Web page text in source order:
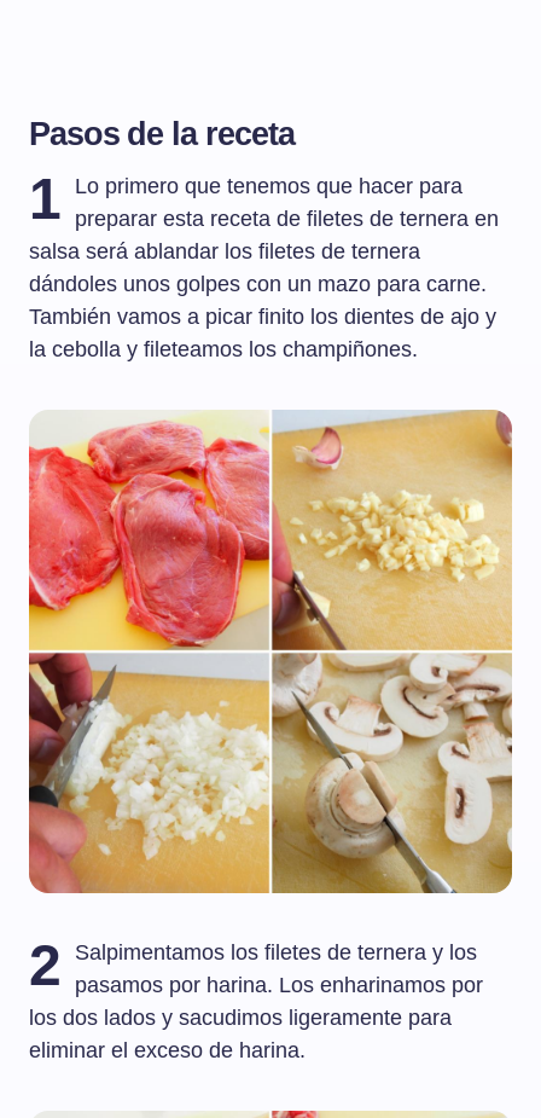
Pasos de la receta
1
Lo primero que tenemos que hacer para
preparar esta receta de filetes de ternera en
salsa será ablandar los filetes de ternera
dándoles unos golpes con un mazo para carne.
También vamos a picar finito los dientes de ajo y
la cebolla y fileteamos los champiñones.
2
Salpimentamos los filetes de ternera y los
pasamos por harina. Los enharinamos por
los dos lados y sacudimos ligeramente para
eliminar el exceso de harina.